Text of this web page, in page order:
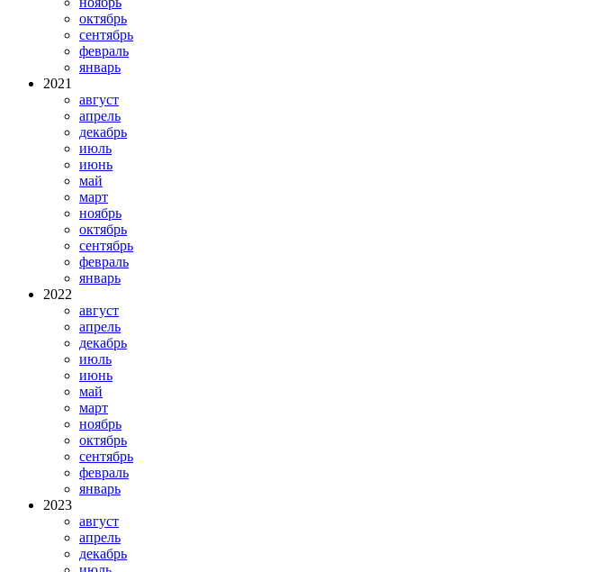
октябрь
сентябрь
февраль
январь
2021
август
апрель
декабрь
июль
июнь
май
март
ноябрь
октябрь
сентябрь
февраль
январь
2022
август
апрель
декабрь
июль
июнь
май
март
ноябрь
октябрь
сентябрь
февраль
январь
2023
август
апрель
декабрь